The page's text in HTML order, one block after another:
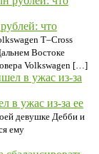
что
T–Cross
Востоке
Volkswagen […]
в ужас из-за ее
девушке Дебби и
ему